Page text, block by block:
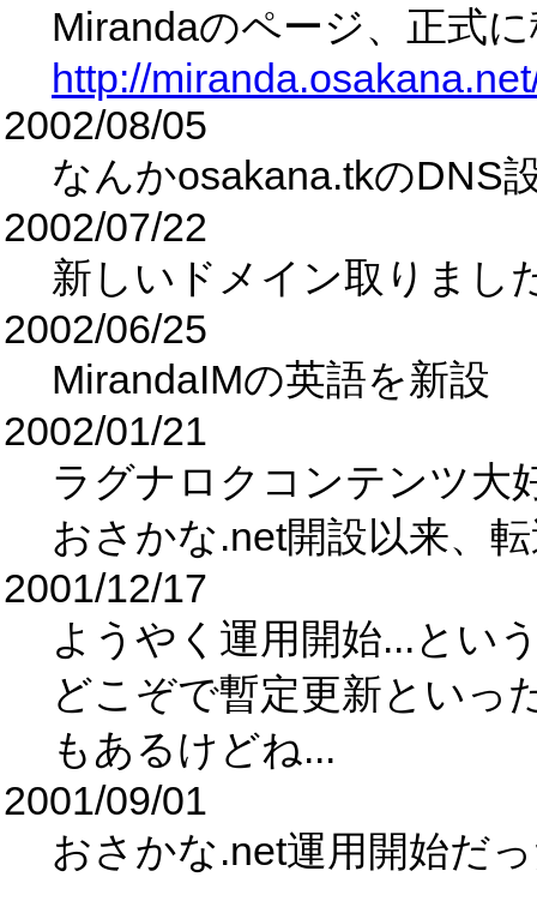
Mirandaのページ、正式
http://
2002/08/05
なんかosakana.tkのDNS
2002/07/22
新しいドメイン取りまし
2002/06/25
MirandaIMの英語を新設
2002/01/21
ラグナロクコンテンツ大
おさかな.net開設以来、
2001/12/17
ようやく運用開始...とい
どこぞで暫定更新といっ
もあるけどね...
2001/09/01
おさかな.net運用開始だ